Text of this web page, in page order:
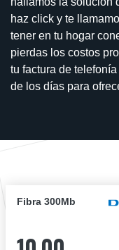
haz click y te
tener en tu hogar
pierdas los costos
tu factura de
de los días para
Fibra 300Mb